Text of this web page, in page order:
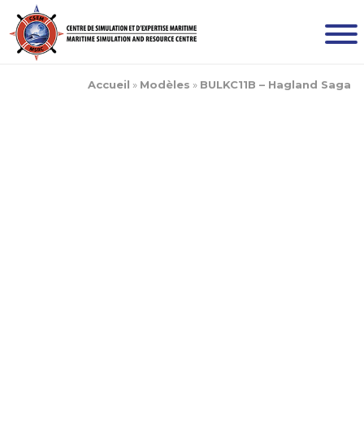
Accueil » Modèles » BULKC11B – Hagland Saga